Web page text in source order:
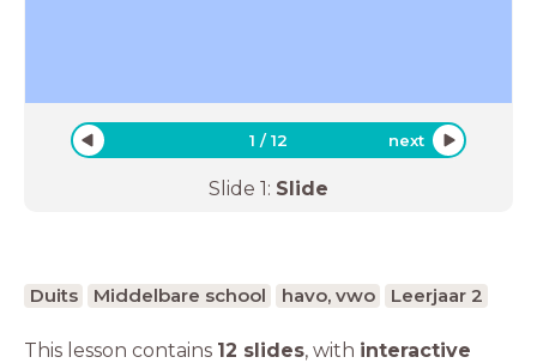
1 /12 next
Slide 1: Slide
Duits Middelbare school havo, vwo Leerjaar 2
This lesson contains 12 slides, with interactive